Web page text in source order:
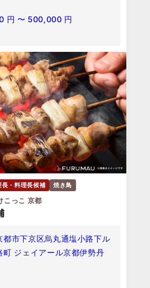
円 〜 500,000 円
長・料理長候補 焼き鳥
こっこ 京都
都市下京区烏丸通塩小路下ル
町 ジェイアール京都伊勢丹